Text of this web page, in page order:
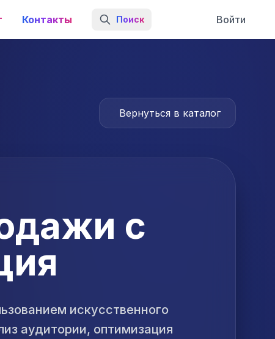
Контакты Поиск Войти
Вернуться в каталог
с
искусственного
аудитории, оптимизация